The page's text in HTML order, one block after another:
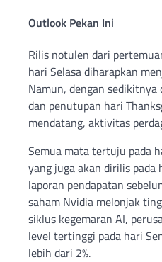
Outlook Pekan Ini
Rilis notulen dari
hari Selasa diharapkan
Namun, dengan
dan penutupan hari
mendatang, aktivitas
Semua mata tertuju pada
yang juga akan dirilis pada
laporan pendapatan
saham Nvidia melonjak
siklus kegemaran AI,
level tertinggi pada hari
lebih dari 2%.